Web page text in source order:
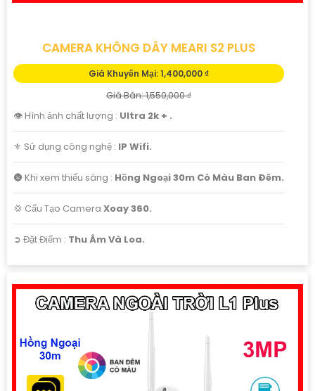
CAMERA KHÔNG DÂY MEARI S2 PLUS
Giá Khuyến Mại: 1,400,000 ₫
Giá Bán: 1,550,000 ₫
👁 Hình ảnh chất lượng : Ultra 2k + .
⚜️ Sử dụng công nghệ : IP Wifi.
🌚 Khi xem thiếu sáng : Hồng Ngoại 30m Có Màu Ban Ðêm.
💢 Cấu Tạo Camera Xoay 360.
️➲ Đặt Điểm : Thu Âm Và Loa.